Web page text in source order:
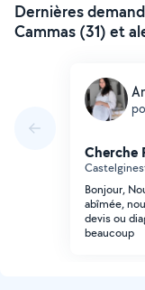
Dernières
Cammas (31) et
Cherche
Bonjour,
abîmée,
devis ou
beaucoup